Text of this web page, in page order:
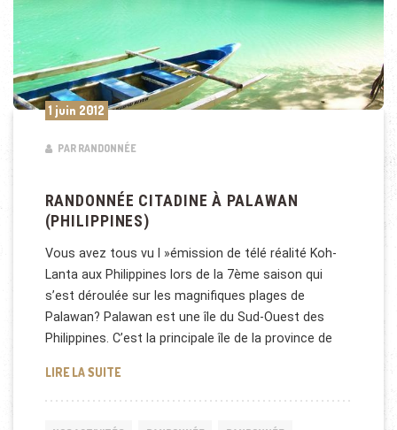
1 juin 2012
PAR RANDONNÉE
RANDONNÉE CITADINE À PALAWAN
(PHILIPPINES)
Vous avez tous vu l »émission de télé réalité Koh-
Lanta aux Philippines lors de la 7ème saison qui
s’est déroulée sur les magnifiques plages de
Palawan? Palawan est une île du Sud-Ouest des
Philippines. C’est la principale île de la province de
LIRE LA SUITERANDONNÉE CITADINE À PALAWAN (PHILIPPINES)